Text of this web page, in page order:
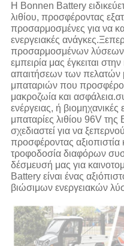
Η Bonnen Battery
λιθίου, προσφέροντας
προσαρμοσμένες για να
ενεργειακές
προσαρμοσμένων λύσεων
εμπειρία μας έγκειται
απαιτήσεων των πελατών
μπαταριών που
μακροζωία και
ενέργειας, ή
μπαταρίες λιθίου 96V
σχεδιαστεί για να
προσφέροντας αξιοπιστία
τροφοδοσία διαφόρων
δέσμευσή μας για
Battery είναι ένας
βιώσιμων ενεργειακών